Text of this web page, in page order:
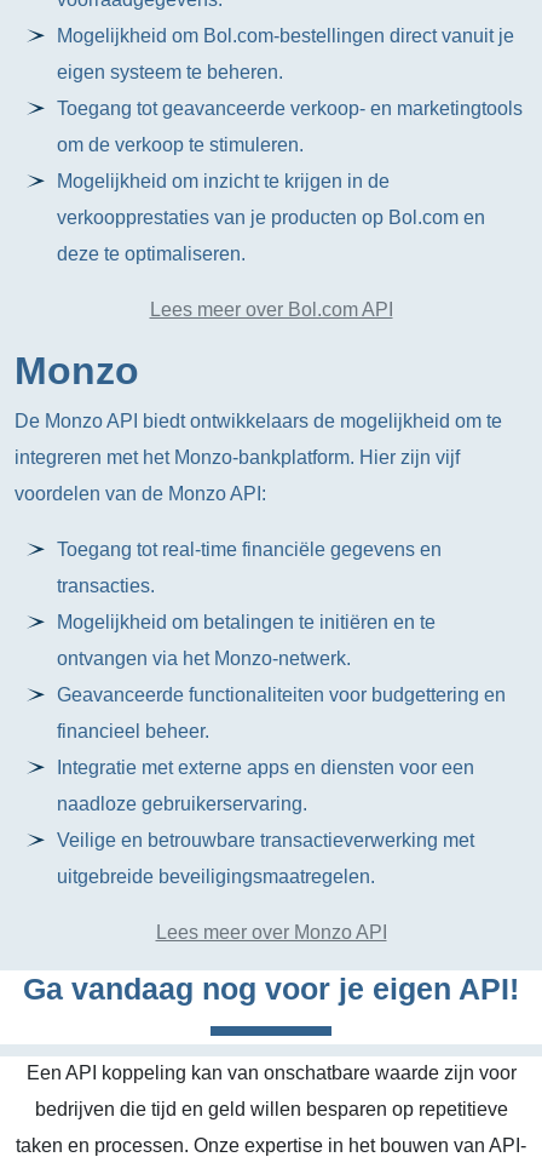
Mogelijkheid om Bol.com-bestellingen direct vanuit je
eigen systeem te beheren.
Toegang tot geavanceerde verkoop- en marketingtools
om de verkoop te stimuleren.
Mogelijkheid om inzicht te krijgen in de
verkoopprestaties van je producten op Bol.com en
deze te optimaliseren.
Lees meer over Bol.com API
Monzo
De Monzo API biedt ontwikkelaars de mogelijkheid om te
integreren met het Monzo-bankplatform. Hier zijn vijf
voordelen van de Monzo API:
Toegang tot real-time financiële gegevens en
transacties.
Mogelijkheid om betalingen te initiëren en te
ontvangen via het Monzo-netwerk.
Geavanceerde functionaliteiten voor budgettering en
financieel beheer.
Integratie met externe apps en diensten voor een
naadloze gebruikerservaring.
Veilige en betrouwbare transactieverwerking met
uitgebreide beveiligingsmaatregelen.
Lees meer over Monzo API
Ga vandaag nog voor je eigen API!
Een API koppeling kan van onschatbare waarde zijn voor
bedrijven die tijd en geld willen besparen op repetitieve
taken en processen. Onze expertise in het bouwen van API-